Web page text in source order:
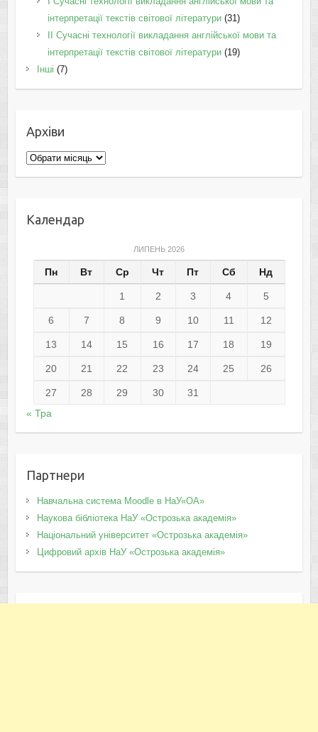
інтерпретації текстів світової літератури(31)
II Cучасні технології викладання англійської мови та
інтерпретації текстів світової літератури(19)
Інші (7)
Архіви
Архіви
Календар
ЛИПЕНЬ 2026
Пн Вт Ср Чт Пт Сб Нд
1 2 3 4 5
6 7 8 9 10 11 12
13 14 15 16 17 18 19
20 21 22 23 24 25 26
27 28 29 30
31
« Тра
Партнери
Навчальна система Moodle в НаУ«ОА»
Наукова бібліотека НаУ «Острозька академія»
Національний університет «Острозька академія»
Цифровий архів НаУ «Острозька академія»